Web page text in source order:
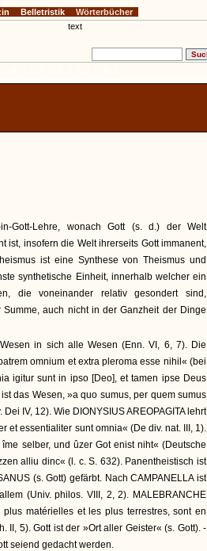
Gott-Lehre, wonach Gott (s. d.) der Welt
ist, insofern die Welt ihrerseits Gott immanent,
ist eine Synthese von Theismus und
synthetische Einheit, innerhalb welcher ein
die voneinander relativ gesondert sind,
auch nicht in der Ganzheit der Dinge
in sich alle Wesen (Enn. VI, 6, 7). Die
omnium et extra pleroma esse nihil« (bei
igitur sunt in ipso [Deo], et tamen ipse Deus
das Wesen, »a quo sumus, per quem sumus
IV, 12). Wie DIONYSIUS AREOPAGITA lehrt
et essentialiter sunt omnia« (De div. nat. III, 1).
selber, und ûzer Got enist niht« (Deutsche
alliu dinc« (l. c. S. 632). Panentheistisch ist
(s. Gott) gefärbt. Nach CAMPANELLA ist
(Univ. philos. VIII, 2, 2). MALEBRANCHE
matérielles et les plus terrestres, sont en
II, 5). Gott ist der »Ort aller Geister« (s. Gott). -
seiend gedacht werden.
Belletristik Wörterbücher